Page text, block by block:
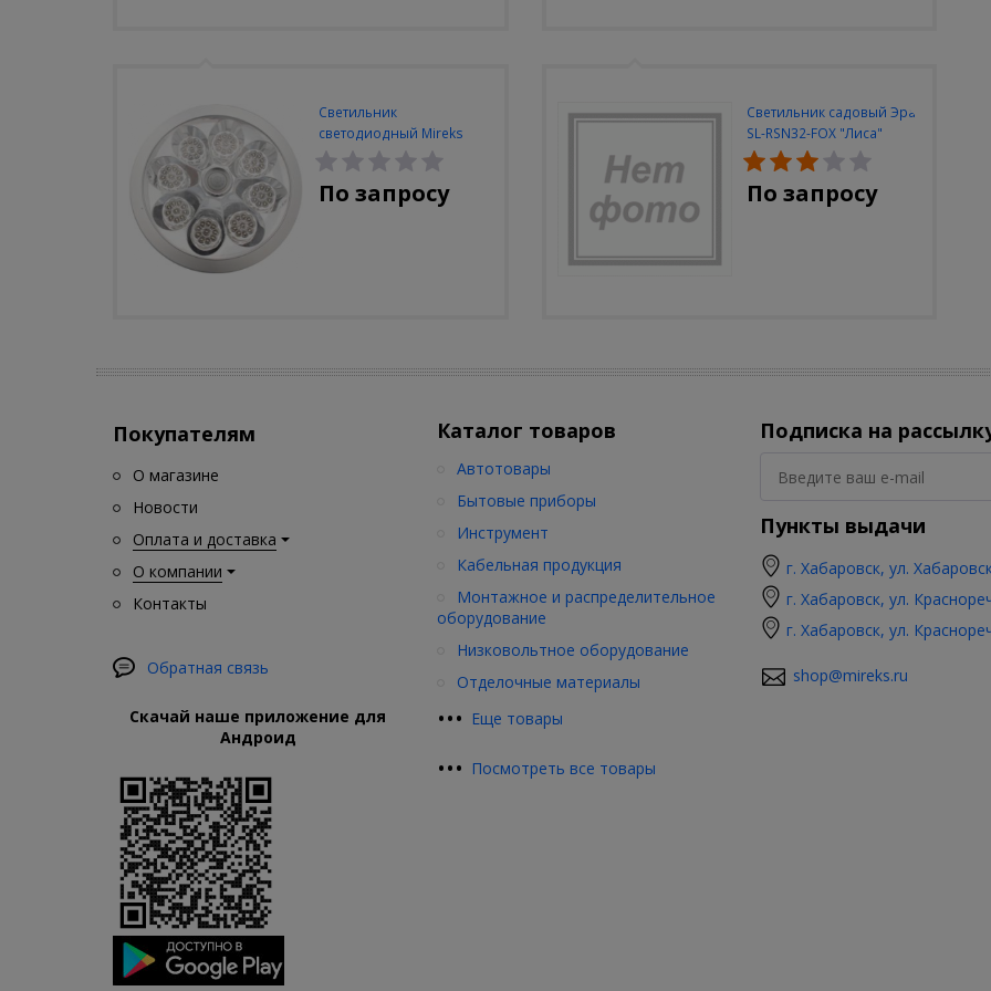
Светильник
светодиодный Mireks
С-310-80-S (5W/4000-
5000K/500lm/датчик
движения)
По запросу
Светильник садовый Эра
SL-RSN32-FOX "Лиса"
солн.бат, полистоун,
цветной, 32 см
По запросу
Покупателям
О магазине
Новости
Оплата и доставка
О компании
Контакты
Обратная связь
Скачай наше приложение для
Андроид
Каталог товаров
••• Еще товары
Автотовары
Бытовые приборы
Инструмент
Кабельная продукция
Монтажное и распределительное
оборудование
Низковольтное оборудование
Отделочные материалы
••• Посмотреть все товары
Подписка на
Пункты выдачи
г. Хабаровск, ул.
г. Хабаровск, ул.
г. Хабаровск, ул.
shop@mireks.ru